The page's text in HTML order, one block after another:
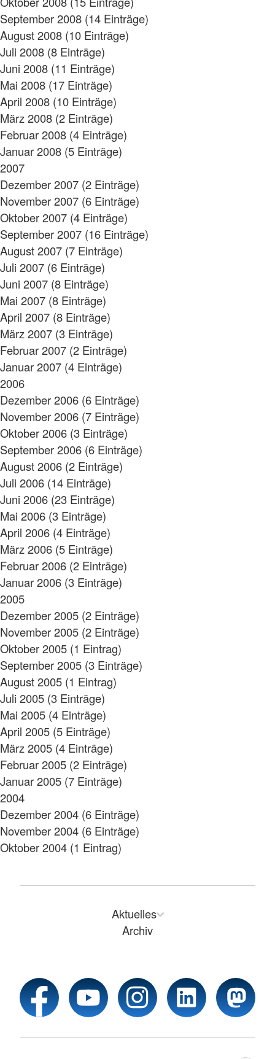
September 2008 (14 Einträge)
August 2008 (10 Einträge)
Juli 2008 (8 Einträge)
Juni 2008 (11 Einträge)
Mai 2008 (17 Einträge)
April 2008 (10 Einträge)
März 2008 (2 Einträge)
Februar 2008 (4 Einträge)
Januar 2008 (5 Einträge)
2007
Dezember 2007 (2 Einträge)
November 2007 (6 Einträge)
Oktober 2007 (4 Einträge)
September 2007 (16 Einträge)
August 2007 (7 Einträge)
Juli 2007 (6 Einträge)
Juni 2007 (8 Einträge)
Mai 2007 (8 Einträge)
April 2007 (8 Einträge)
März 2007 (3 Einträge)
Februar 2007 (2 Einträge)
Januar 2007 (4 Einträge)
2006
Dezember 2006 (6 Einträge)
November 2006 (7 Einträge)
Oktober 2006 (3 Einträge)
September 2006 (6 Einträge)
August 2006 (2 Einträge)
Juli 2006 (14 Einträge)
Juni 2006 (23 Einträge)
Mai 2006 (3 Einträge)
April 2006 (4 Einträge)
März 2006 (5 Einträge)
Februar 2006 (2 Einträge)
Januar 2006 (3 Einträge)
2005
Dezember 2005 (2 Einträge)
November 2005 (2 Einträge)
Oktober 2005 (1 Eintrag)
September 2005 (3 Einträge)
August 2005 (1 Eintrag)
Juli 2005 (3 Einträge)
Mai 2005 (4 Einträge)
April 2005 (5 Einträge)
März 2005 (4 Einträge)
Februar 2005 (2 Einträge)
Januar 2005 (7 Einträge)
2004
Dezember 2004 (6 Einträge)
November 2004 (6 Einträge)
Oktober 2004 (1 Eintrag)
Aktuelles
Archiv